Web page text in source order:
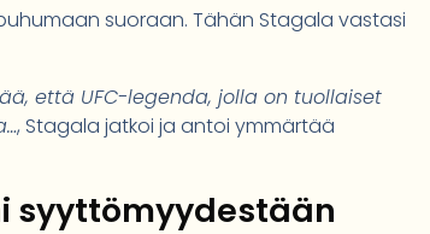
suoraan. Tähän Stagala vastasi
että UFC-legenda, jolla on tuollaiset
, Stagala jatkoi ja antoi ymmärtää
syyttömyydestään